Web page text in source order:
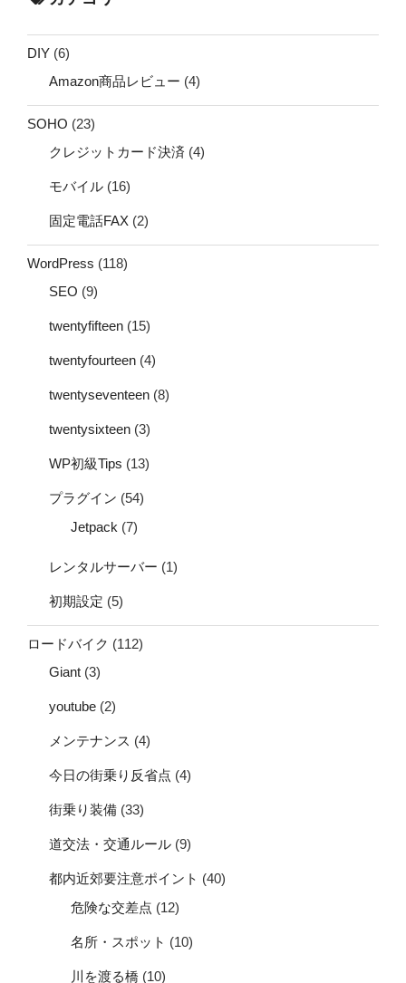
DIY (6)
Amazon商品レビュー (4)
SOHO (23)
クレジットカード決済 (4)
モバイル (16)
固定電話FAX (2)
WordPress (118)
SEO (9)
twentyfifteen (15)
twentyfourteen (4)
twentyseventeen (8)
twentysixteen (3)
WP初級Tips (13)
プラグイン (54)
Jetpack (7)
レンタルサーバー (1)
初期設定 (5)
ロードバイク (112)
Giant (3)
youtube (2)
メンテナンス (4)
今日の街乗り反省点 (4)
街乗り装備 (33)
道交法・交通ルール (9)
都内近郊要注意ポイント (40)
危険な交差点 (12)
名所・スポット (10)
川を渡る橋 (10)